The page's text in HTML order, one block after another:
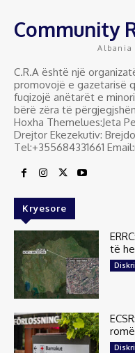
Community
Albania
C.R.A është një
promovojë e gazetarisë
fuqizojë anëtarët e
bërë zëra të
Hoxha Themelues:Jeta
Drejtor Ekezekutiv:
Tel:+355684331661
Kryesore
të
romë